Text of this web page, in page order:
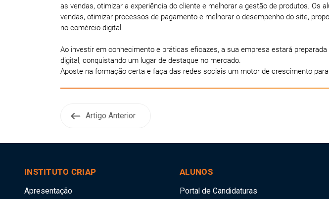
as vendas, otimizar a experiência do cliente e melhorar a gestão de produtos. Os
vendas, otimizar processos de pagamento e melhorar o desempenho do site,
no comércio digital.
Ao investir em conhecimento e práticas eficazes, a sua empresa estará
digital, conquistando um lugar de destaque no mercado.
Aposte na formação certa e faça das redes sociais um motor de crescimento
Artigo Anterior
INSTITUTO CRIAP
Apresentação
ALUNOS
Portal de Candidaturas